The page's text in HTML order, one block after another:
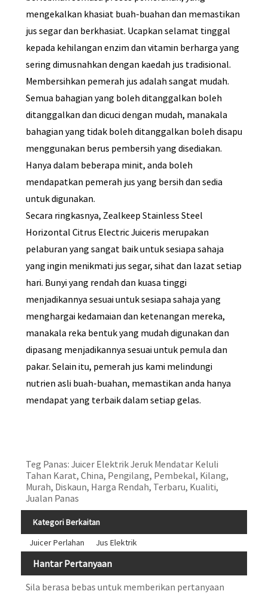
mengekalkan khasiat buah-buahan dan memastikan
jus segar dan berkhasiat. Ucapkan selamat tinggal
kepada kehilangan enzim dan vitamin berharga yang
sering dimusnahkan dengan kaedah jus tradisional.
Membersihkan pemerah jus adalah sangat mudah.
Semua bahagian yang boleh ditanggalkan boleh
ditanggalkan dan dicuci dengan mudah, manakala
bahagian yang tidak boleh ditanggalkan boleh disapu
menggunakan berus pembersih yang disediakan.
Hanya dalam beberapa minit, anda boleh
mendapatkan pemerah jus yang bersih dan sedia
untuk digunakan.
Secara ringkasnya, Zealkeep Stainless Steel
Horizontal Citrus Electric Juiceris merupakan
pelaburan yang sangat baik untuk sesiapa sahaja
yang ingin menikmati jus segar, sihat dan lazat setiap
hari. Bunyi yang rendah dan kuasa tinggi
menjadikannya sesuai untuk sesiapa sahaja yang
menghargai kedamaian dan ketenangan mereka,
manakala reka bentuk yang mudah digunakan dan
dipasang menjadikannya sesuai untuk pemula dan
pakar. Selain itu, pemerah jus kami melindungi
nutrien asli buah-buahan, memastikan anda hanya
mendapat yang terbaik dalam setiap gelas.
Teg Panas: Juicer Elektrik Jeruk Mendatar Keluli
Tahan Karat, China, Pengilang, Pembekal, Kilang,
Murah, Diskaun, Harga Rendah, Terbaru, Kualiti,
Jualan Panas
Kategori Berkaitan
Juicer Perlahan
Jus Elektrik
Hantar Pertanyaan
Sila berasa bebas untuk memberikan pertanyaan